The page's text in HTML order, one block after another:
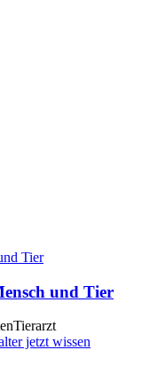
und Tier
Tierarzt